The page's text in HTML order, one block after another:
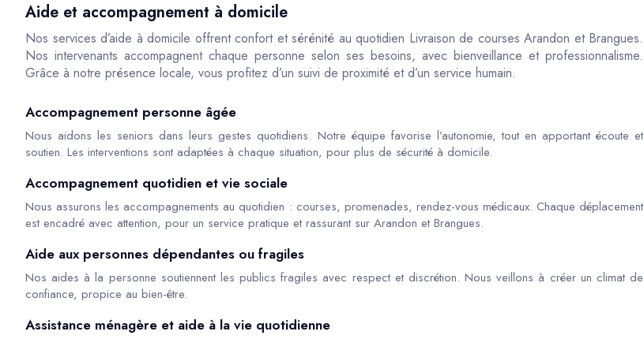
Aide et accompagnement à domicile
Nos services d’aide à domicile offrent confort et sérénité au quotidien Livraison de courses Arandon et Brangues.
Nos intervenants accompagnent chaque personne selon ses besoins, avec bienveillance et professionnalisme.
Grâce à notre présence locale, vous profitez d’un suivi de proximité et d’un service humain.
Accompagnement personne âgée
Nous aidons les seniors dans leurs gestes quotidiens. Notre équipe favorise l’autonomie, tout en apportant écoute et
soutien. Les interventions sont adaptées à chaque situation, pour plus de sécurité à domicile.
Accompagnement quotidien et vie sociale
Nous assurons les accompagnements au quotidien : courses, promenades, rendez-vous médicaux. Chaque déplacement
est encadré avec attention, pour un service pratique et rassurant sur Arandon et Brangues.
Aide aux personnes dépendantes ou fragiles
Nos aides à la personne soutiennent les publics fragiles avec respect et discrétion. Nous veillons à créer un climat de
confiance, propice au bien-être.
Assistance ménagère et aide à la vie quotidienne